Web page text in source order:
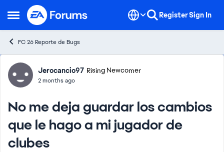
Open Side Menu
Skip to content RegisterSign In
FC 26 Reporte de Bugs
Forum Discussion
Jerocancio97 Rising Newcomer
2 months ago
No me deja guardar los cambios
que le hago a mi jugador de
clubes